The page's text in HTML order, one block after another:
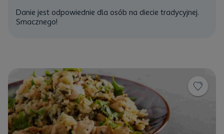
Danie jest odpowiednie dla osób na diecie tradycyjnej.
Smacznego!